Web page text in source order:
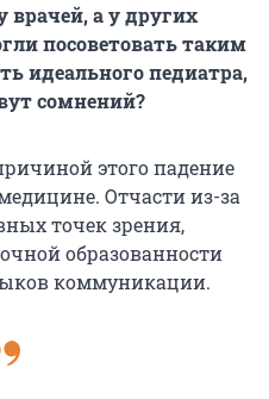
а у других
посоветовать таким
идеального педиатра,
сомнений?
этого падение
Отчасти из-за
точек зрения,
образованности
коммуникации.